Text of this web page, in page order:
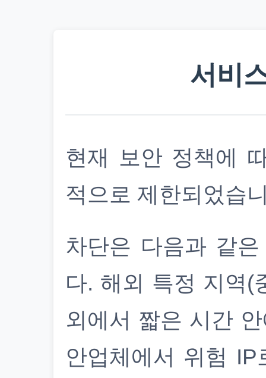
서비
현재 보안 정책에
적으로 제한되었습
차단은 다음과 같
다. 해외 특정 지역(
외에서 짧은 시간
안업체에서 위험